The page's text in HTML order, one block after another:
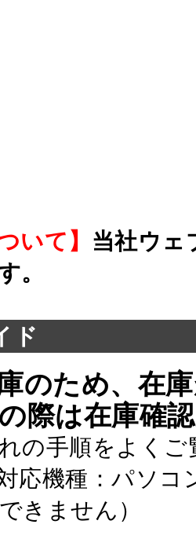
いて】 当社ウェ
。
ガイド
のため、在
際は在庫確
の手順をよくご
応機種：パソ
きません）